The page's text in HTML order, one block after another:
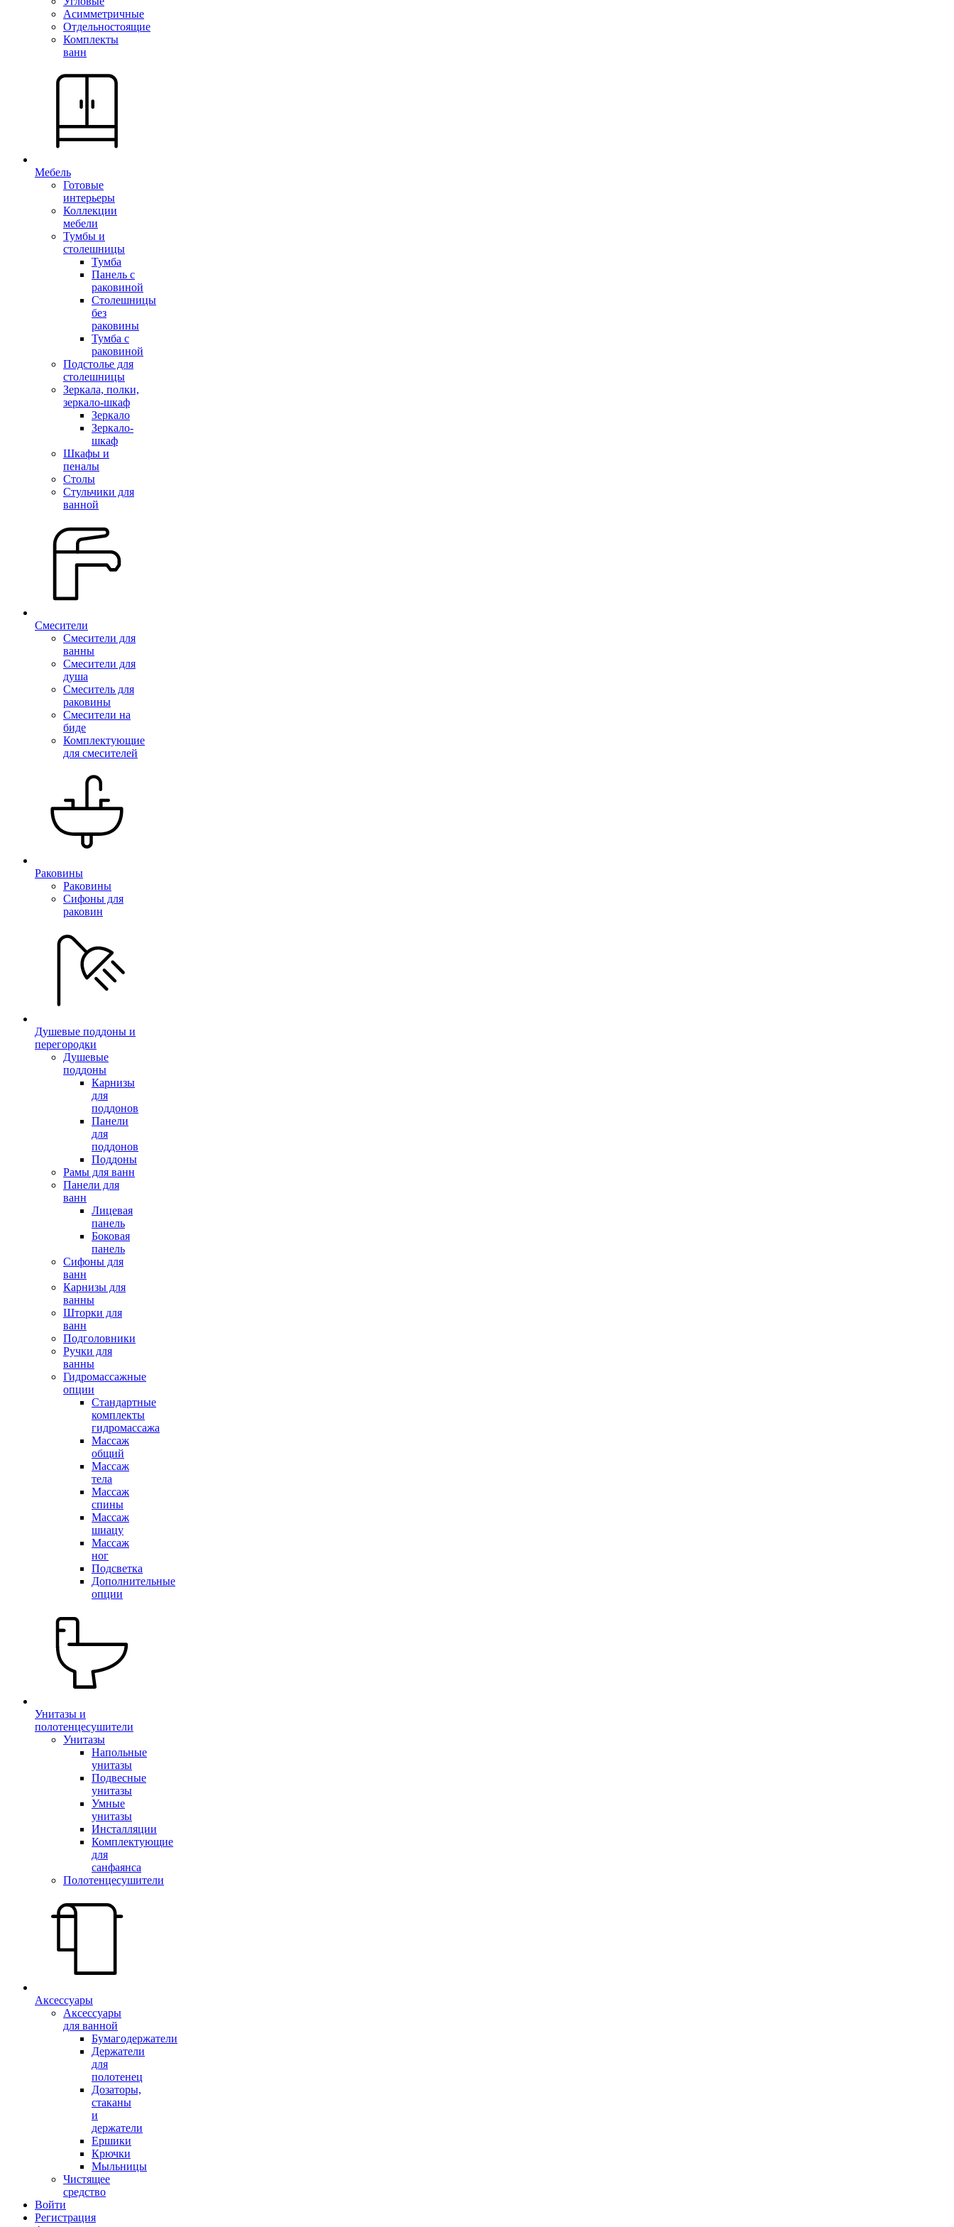
Асимметричные
Отдельностоящие
Комплекты
ванн
Мебель
Готовые
интерьеры
Коллекции
мебели
Тумбы и
столешницы
Тумба
Панель с
раковиной
Столешницы
без
раковины
Тумба с
раковиной
Подстолье для
столешницы
Зеркала, полки,
зеркало-шкаф
Зеркало
Зеркало-
шкаф
Шкафы и
пеналы
Столы
Стульчики для
ванной
Смесители
Смесители для
ванны
Смесители для
душа
Смеситель для
раковины
Смесители на
биде
Комплектующие
для смесителей
Раковины
Раковины
Сифоны для
раковин
Душевые поддоны и
перегородки
Душевые
поддоны
Карнизы
для
поддонов
Панели
для
поддонов
Поддоны
Рамы для ванн
Панели для
ванн
Лицевая
панель
Боковая
панель
Сифоны для
ванн
Карнизы для
ванны
Шторки для
ванн
Подголовники
Ручки для
ванны
Гидромассажные
опции
Стандартные
комплекты
гидромассажа
Массаж
общий
Массаж
тела
Массаж
спины
Массаж
шиацу
Массаж
ног
Подсветка
Дополнительные
опции
Унитазы и
полотенцесушители
Унитазы
Напольные
унитазы
Подвесные
унитазы
Умные
унитазы
Инсталляции
Комплектующие
для
санфаянса
Полотенцесушители
Аксессуары
Аксессуары
для ванной
Бумагодержатели
Держатели
для
полотенец
Дозаторы,
стаканы
и
держатели
Ершики
Крючки
Мыльницы
Чистящее
средство
Войти
Регистрация